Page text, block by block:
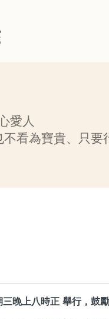
愛人
不看為寶貴、只
晚上八時正 舉行，鼓